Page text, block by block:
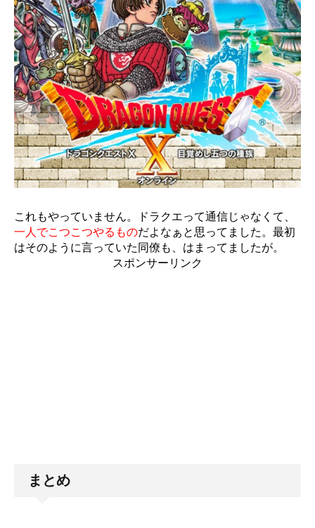
これもやっていません。ドラクエって通信じゃなくて、
一人でこつこつやるものだよなぁと思ってました。最初
はそのように言っていた同僚も、はまってましたが。
スポンサーリンク
まとめ